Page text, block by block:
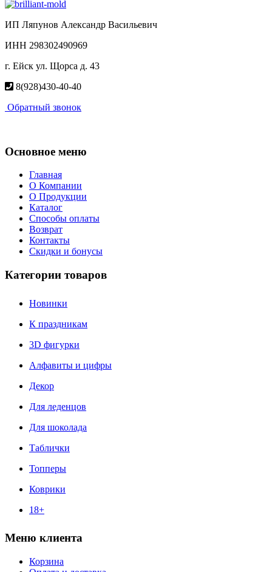
ИП Ляпунов Александр Васильевич
ИНН 298302490969
г. Ейск ул. Щорса д. 43
8(928)430-40-40
Обратный звонок
Основное меню
Главная
О Компании
О Продукции
Каталог
Способы оплаты
Возврат
Контакты
Скидки и бонусы
Категории товаров
Новинки
К праздникам
3D фигурки
Алфавиты и цифры
Декор
Для леденцов
Для шоколада
Таблички
Топперы
Коврики
18+
Меню клиента
Корзина